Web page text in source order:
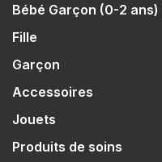
Bébé Garçon (0-2 ans)
Fille
Garçon
Accessoires
Jouets
Produits de soins